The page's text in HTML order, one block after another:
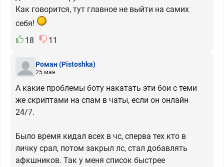
Как говорится, тут главное не выйти на самих
себя!
18
11
Роман(Pistoshka)
25 мая
А какие проблемы боту накатать эти бои с теми
же скриптами на спам в чаты, если он онлайн
24/7.
Было время кидал всех в чс, сперва тех кто в
личку срал, потом закрыл лс, стал добавлять
афкшников. Так у меня список быстрее